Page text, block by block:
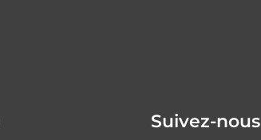
Suivez-nous